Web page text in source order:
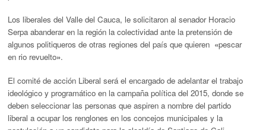
Los liberales del Valle del Cauca, le solicitaron al senador Horacio
Serpa abanderar en la región la colectividad ante la pretensión de
algunos politiqueros de otras regiones del país que quieren «pescar
en rio revuelto».
El comité de acción Liberal será el encargado de adelantar el trabajo
ideológico y programático en la campaña política del 2015, donde se
deben seleccionar las personas que aspiren a nombre del partido
liberal a ocupar los renglones en los concejos municipales y la